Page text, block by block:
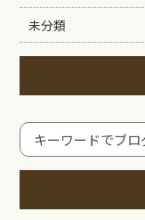
未分類